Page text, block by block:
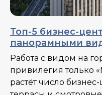
Топ-5 бизнес-
панорамными
Работа с видом на
привилегия только
растёт число